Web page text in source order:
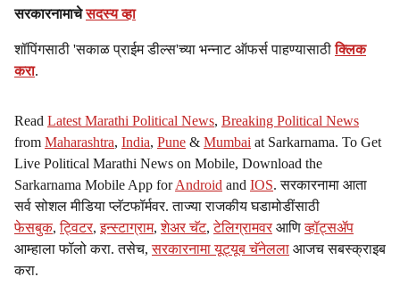
सरकारनामाचेसदस्य व्हा
शॉपिंगसाठी 'सकाळ प्राईम डील्स'च्या भन्नाट ऑफर्स पाहण्यासाठीक्लिक
करा.
Read Latest Marathi Political News, Breaking Political News
from Maharashtra, India, Pune & Mumbai at Sarkarnama. To Get
Live Political Marathi News on Mobile, Download the
Sarkarnama Mobile App forAndroid and IOS. सरकारनामा आता
सर्व सोशल मीडिया प्लॅटफॉर्मवर. ताज्या राजकीय घडामोडींसाठी
फेसबुक,ट्विटर,इन्स्टाग्राम,शेअर चॅट,टेलिग्रामवर आणिव्हॉट्सॲप
आम्हाला फॉलो करा. तसेच,सरकारनामा यूट्यूब चॅनेलला आजच सबस्क्राइब
करा.